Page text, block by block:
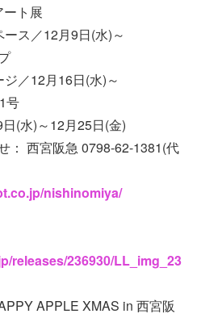
ト展
ス／12月9日(水)～
／12月16日(水)～
号
(水)～12月25日(金)
： 西宮阪急 0798-62-1381(代
nishinomiya/
releases/236930/LL_img_23
APPLE XMAS in 西宮阪